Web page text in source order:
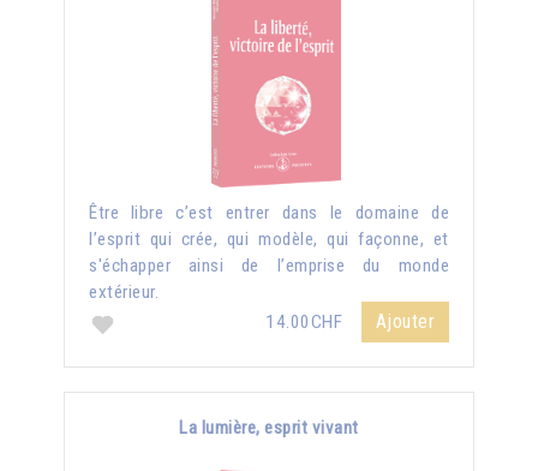
Être libre c’est entrer dans le domaine de
l’esprit qui crée, qui modèle, qui façonne, et
s'échapper ainsi de l’emprise du monde
extérieur.
14.00CHF
Ajouter
La lumière, esprit vivant